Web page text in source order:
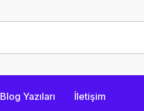
Blog Yazıları İletişim